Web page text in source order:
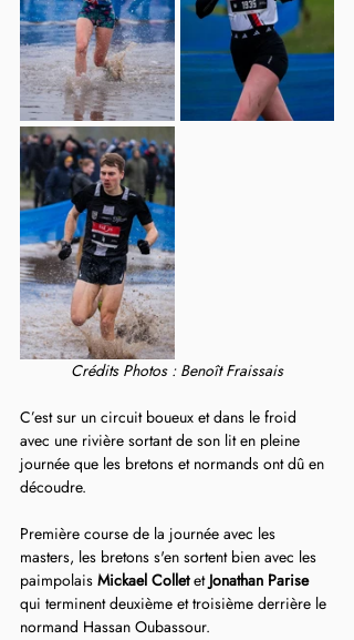
Crédits Photos : Benoît Fraissais
C’est sur un circuit boueux et dans le froid
avec une rivière sortant de son lit en pleine
journée que les bretons et normands ont dû en
découdre.
Première course de la journée avec les
masters, les bretons s'en sortent bien avec les
paimpolais Mickael Collet et Jonathan Parise
qui terminent deuxième et troisième derrière le
normand Hassan Oubassour.